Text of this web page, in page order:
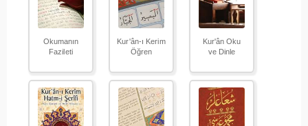
Okumanın
Fazileti
Kur'ân-ı Kerim
Öğren
Kur'ân Oku
ve Dinle